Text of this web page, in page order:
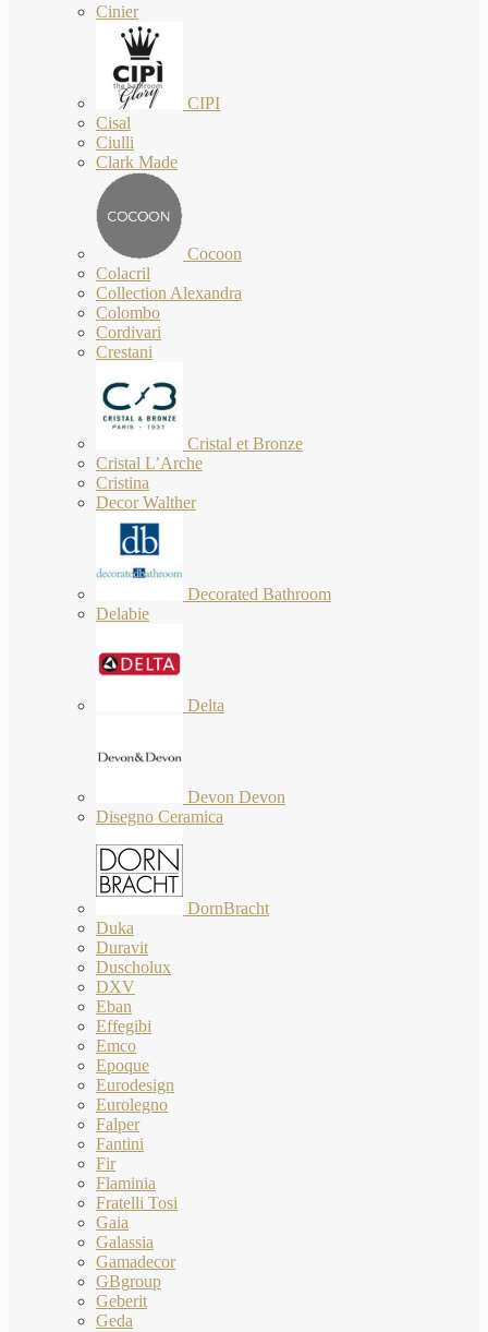
Cinier
CIPI
Cisal
Ciulli
Clark Made
Cocoon
Colacril
Collection Alexandra
Colombo
Cordivari
Crestani
Cristal et Bronze
Cristal L’Arche
Cristina
Decor Walther
Decorated Bathroom
Delabie
Delta
Devon Devon
Disegno Ceramica
DornBracht
Duka
Duravit
Duscholux
DXV
Eban
Effegibi
Emco
Epoque
Eurodesign
Eurolegno
Falper
Fantini
Fir
Flaminia
Fratelli Tosi
Gaia
Galassia
Gamadecor
GBgroup
Geberit
Geda